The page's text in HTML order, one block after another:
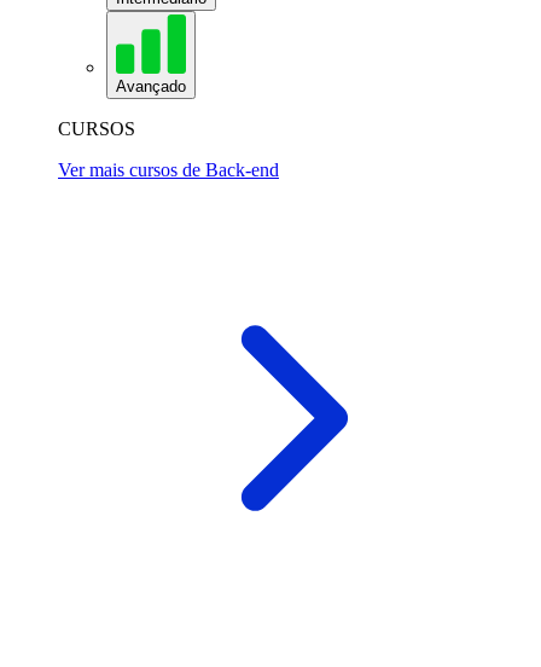
Avançado
CURSOS
Ver mais cursos de Back-end